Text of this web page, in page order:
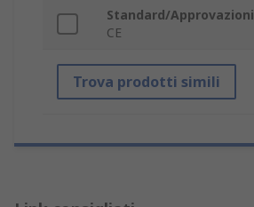
Standard/Approvazioni
CE
Trova prodotti simili